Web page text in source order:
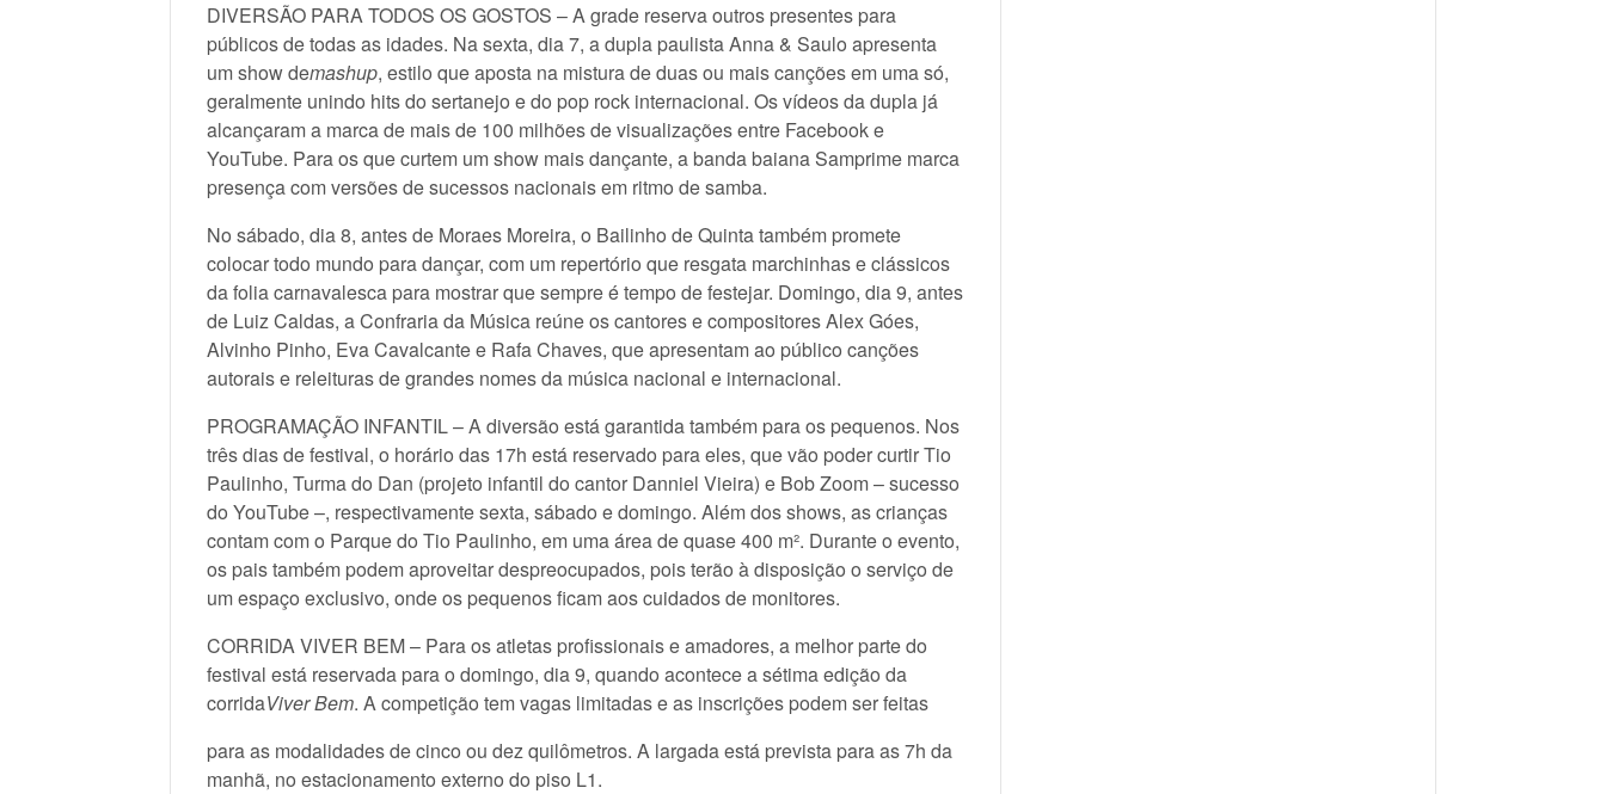
DIVERSÃO PARA TODOS OS GOSTOS – A grade reserva outros presentes para
públicos de todas as idades. Na sexta, dia 7, a dupla paulista Anna & Saulo apresenta
um show demashup, estilo que aposta na mistura de duas ou mais canções em uma só,
geralmente unindo hits do sertanejo e do pop rock internacional. Os vídeos da dupla já
alcançaram a marca de mais de 100 milhões de visualizações entre Facebook e
YouTube. Para os que curtem um show mais dançante, a banda baiana Samprime marca
presença com versões de sucessos nacionais em ritmo de samba.
No sábado, dia 8, antes de Moraes Moreira, o Bailinho de Quinta também promete
colocar todo mundo para dançar, com um repertório que resgata marchinhas e clássicos
da folia carnavalesca para mostrar que sempre é tempo de festejar. Domingo, dia 9, antes
de Luiz Caldas, a Confraria da Música reúne os cantores e compositores Alex Góes,
Alvinho Pinho, Eva Cavalcante e Rafa Chaves, que apresentam ao público canções
autorais e releituras de grandes nomes da música nacional e internacional.
PROGRAMAÇÃO INFANTIL – A diversão está garantida também para os pequenos. Nos
três dias de festival, o horário das 17h está reservado para eles, que vão poder curtir Tio
Paulinho, Turma do Dan (projeto infantil do cantor Danniel Vieira) e Bob Zoom – sucesso
do YouTube –, respectivamente sexta, sábado e domingo. Além dos shows, as crianças
contam com o Parque do Tio Paulinho, em uma área de quase 400 m². Durante o evento,
os pais também podem aproveitar despreocupados, pois terão à disposição o serviço de
um espaço exclusivo, onde os pequenos ficam aos cuidados de monitores.
CORRIDA VIVER BEM – Para os atletas profissionais e amadores, a melhor parte do
festival está reservada para o domingo, dia 9, quando acontece a sétima edição da
corridaViver Bem. A competição tem vagas limitadas e as inscrições podem ser feitas
para as modalidades de cinco ou dez quilômetros. A largada está prevista para as 7h da
manhã, no estacionamento externo do piso L1.